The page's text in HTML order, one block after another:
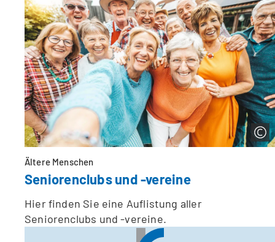
Ältere Menschen
Seniorenclubs und -vereine
Hier finden Sie eine Auflistung aller
Seniorenclubs und -vereine.